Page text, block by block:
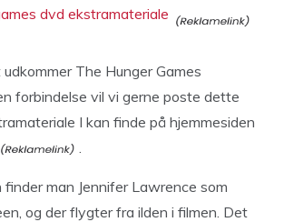
The Hunger Games
forbindelse vil vi gerne poste dette
I kan finde på hjemmesiden
.
finder man Jennifer Lawrence som
og der flygter fra ilden i filmen. Det